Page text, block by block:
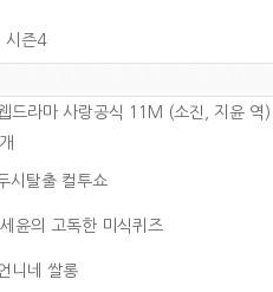
시즌4
드라마 사랑공식 11M (소진, 지윤 역)
시탈출 컬투쇼
윤의 고독한 미식퀴즈
니네 쌀롱